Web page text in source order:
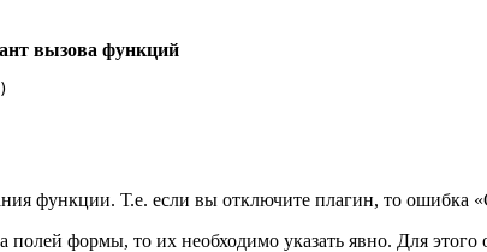
вызова функций
функции. Т.е. если вы отключите плагин, то ошибка
полей формы, то их необходимо указать явно. Для